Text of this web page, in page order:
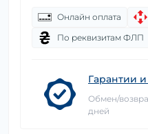
Онлайн оплата
По реквизитам ФЛП
Гарантии
Обмен/
дней